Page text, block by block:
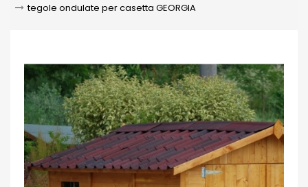
> tegole ondulate per casetta GEORGIA